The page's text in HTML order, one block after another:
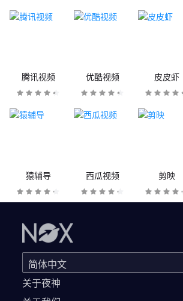
腾讯视频 优酷视频 皮皮虾
猿辅导 西瓜视频 剪映
关于夜神